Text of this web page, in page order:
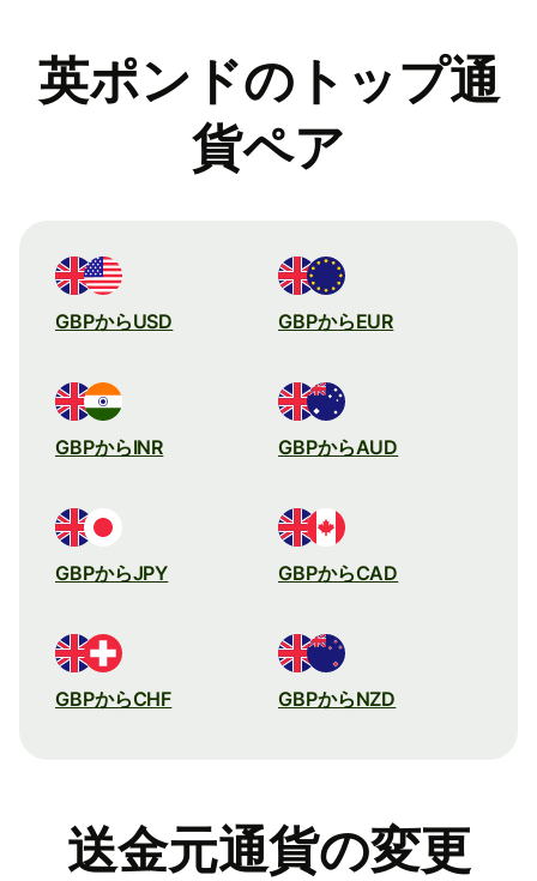
英ポンドのトップ通
貨ペア
GBPからUSD GBPからEUR
GBPからINR GBPからAUD
GBPからJPY GBPからCAD
GBPからCHF GBPからNZD
送金元通貨の変更